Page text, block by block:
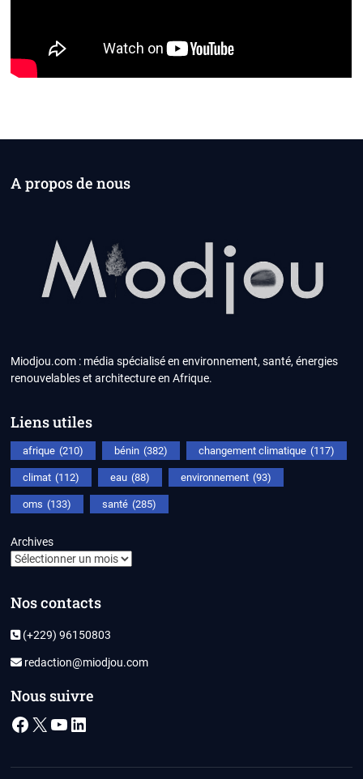
A propos de nous
Miodjou.com : média spécialisé en environnement, santé, énergies
renouvelables et architecture en Afrique.
Liens utiles
afrique (210) bénin (382) changement climatique (117)
climat (112) eau (88) environnement (93)
oms (133) santé (285)
Archives
Nos contacts
(+229) 96150803
redaction@miodjou.com
Nous suivre
Facebook
X YouTube
LinkedIn